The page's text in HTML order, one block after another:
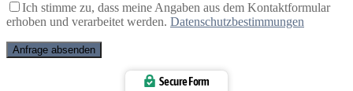
Ich stimme zu, dass meine Angaben aus dem Kontaktformular
erhoben und verarbeitet werden. Datenschutzbestimmungen
Secure Form